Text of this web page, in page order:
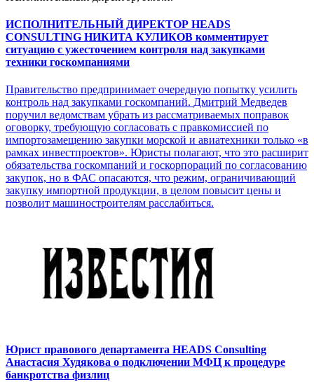
ИСПОЛНИТЕЛЬНЫЙ ДИРЕКТОР HEADS
CONSULTING НИКИТА КУЛИКОВ комментирует
ситуацию с ужесточением контроля над закупками
техники госкомпаниями
Правительство предпринимает очередную попытку усилить
контроль над закупками госкомпаний. Дмитрий Медведев
поручил ведомствам убрать из рассматриваемых поправок
оговорку, требующую согласовать с правкомиссией по
импортозамещению закупки морской и авиатехники только «в
рамках инвестпроектов». Юристы полагают, что это расширит
обязательства госкомпаний и госкорпораций по согласованию
закупок, но в ФАС опасаются, что режим, ограничивающий
закупку импортной продукции, в целом повысит цены и
позволит машиностроителям расслабиться.
Юрист правового департамента HEADS Consulting
Анастасия Худякова о подключении МФЦ к процедуре
банкротства физлиц